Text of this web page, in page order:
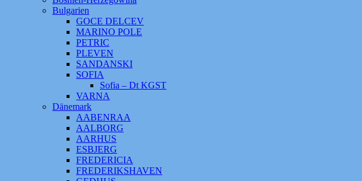
Bulgarien
GOCE DELCEV
MARINO POLE
PETRIC
PLEVEN
SANDANSKI
SOFIA
Sofia – Dt KGST
VARNA
Dänemark
AABENRAA
AALBORG
AARHUS
ESBJERG
FREDERICIA
FREDERIKSHAVEN